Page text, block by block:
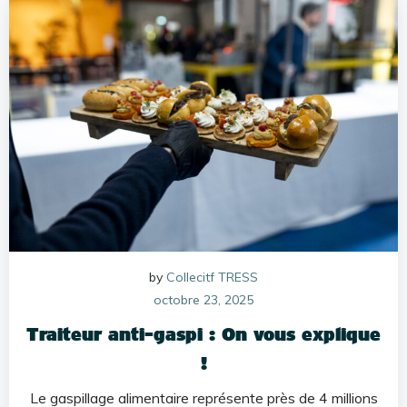
by Collecitf TRESS
octobre 23, 2025
Traiteur anti-gaspi : On vous explique
!
Le gaspillage alimentaire représente près de 4 millions